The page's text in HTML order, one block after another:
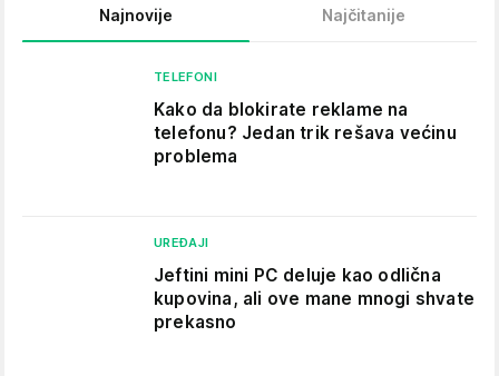
Najnovije Najčitanije
TELEFONI
Kako da blokirate reklame na
telefonu​? Jedan trik rešava većinu
problema
UREĐAJI
Jeftini mini PC deluje kao odlična
kupovina, ali ove mane mnogi shvate
prekasno